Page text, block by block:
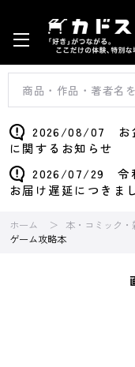
2026/08/07 お
に関するお知らせ
2026/07/29 令
お届け遅延につきま
ホーム 本・コミック・
ゲーム攻略本